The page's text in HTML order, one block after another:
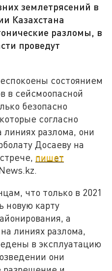
землетрясений в
Казахстана
разломы, в
проведут
состоянием
в сейсмоопасной
безопасно
согласно
линиях разлома, они
Досаеву на
пишет
что только в 2021
новую карту
а
линиях разлома,
в эксплуатацию
они